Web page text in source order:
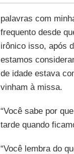
palavras com
frequento desde
irônico isso, após
estamos
de idade estava
vinham à missa.
“Você sabe por
tarde quando
“Você lembra do